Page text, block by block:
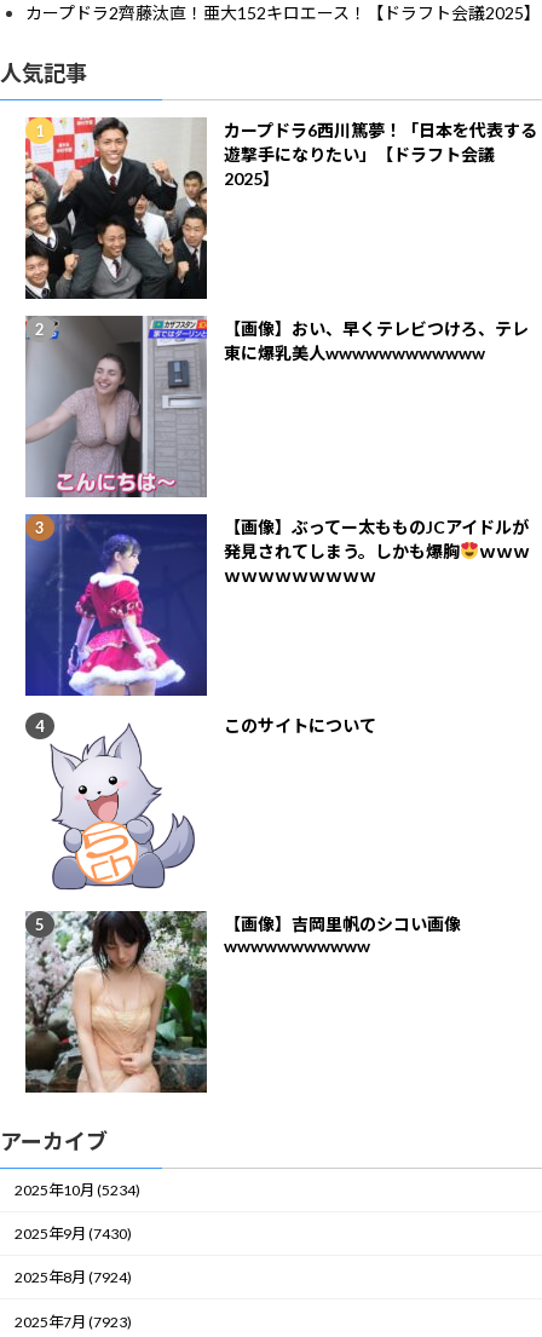
カープドラ2齊藤汰直！亜大152キロエース！【ドラフト会議2025】
人気記事
カープドラ6西川篤夢！「日本を代表する
遊撃手になりたい」【ドラフト会議
2025】
【画像】おい、早くテレビつけろ、テレ
東に爆乳美人wwwwwwwwwwww
【画像】ぶってー太もものJCアイドルが
発見されてしまう。しかも爆胸
ｗｗｗ
ｗｗｗｗｗｗｗｗｗ
このサイトについて
【画像】吉岡里帆のシコい画像
wwwwwwwwwww
アーカイブ
2025年10月 (5234)
2025年9月 (7430)
2025年8月 (7924)
2025年7月 (7923)